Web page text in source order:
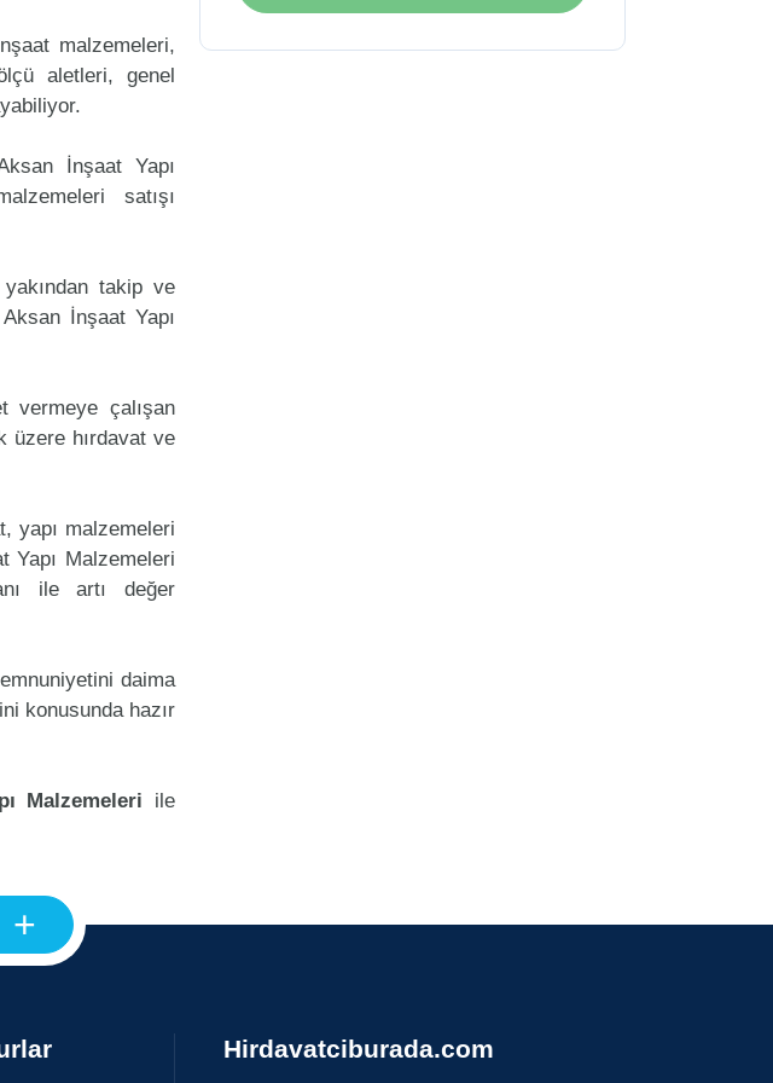
malzemeleri,
aletleri, genel
İnşaat Yapı
satışı
takip ve
İnşaat Yapı
vermeye çalışan
üzere hırdavat ve
yapı malzemeleri
Yapı Malzemeleri
ile artı değer
daima
konusunda hazır
Malzemeleri ile
+
Hirdavatciburada.com